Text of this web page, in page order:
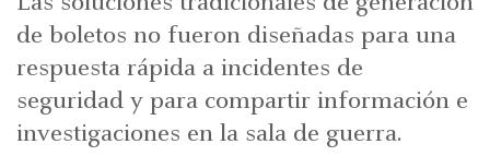
de boletos no fueron diseñadas para una
respuesta rápida a incidentes de
seguridad y para compartir información e
investigaciones en la sala de guerra.